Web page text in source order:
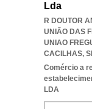
Lda
R DOUTOR
UNIÃO DAS
UNIAO
CACILHAS,
Comércio a
LDA